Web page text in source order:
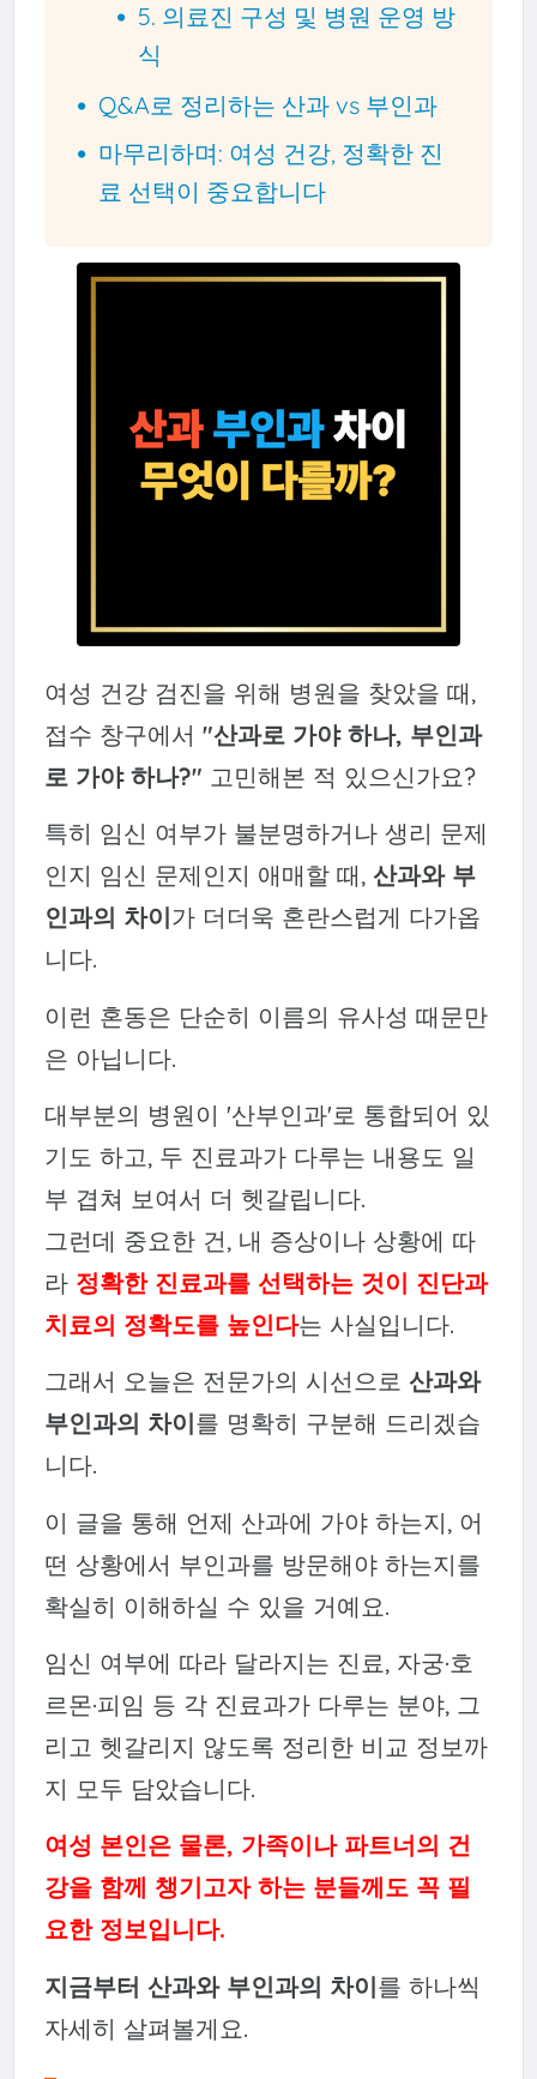
5. 의료진 구성 및 병원 운영 방
식
Q&A로 정리하는 산과 vs 부인과
마무리하며: 여성 건강, 정확한 진
료 선택이 중요합니다
여성 건강 검진을 위해 병원을 찾았을 때,
접수 창구에서 "산과로 가야 하나, 부인과
로 가야 하나?" 고민해본 적 있으신가요?
특히 임신 여부가 불분명하거나 생리 문제
인지 임신 문제인지 애매할 때, 산과와 부
인과의 차이가 더더욱 혼란스럽게 다가옵
니다.
이런 혼동은 단순히 이름의 유사성 때문만
은 아닙니다.
대부분의 병원이 '산부인과'로 통합되어 있
기도 하고, 두 진료과가 다루는 내용도 일
부 겹쳐 보여서 더 헷갈립니다.
그런데 중요한 건, 내 증상이나 상황에 따
라 정확한 진료과를 선택하는 것이 진단과
치료의 정확도를 높인다는 사실입니다.
그래서 오늘은 전문가의 시선으로 산과와
부인과의 차이를 명확히 구분해 드리겠습
니다.
이 글을 통해 언제 산과에 가야 하는지, 어
떤 상황에서 부인과를 방문해야 하는지를
확실히 이해하실 수 있을 거예요.
임신 여부에 따라 달라지는 진료, 자궁·호
르몬·피임 등 각 진료과가 다루는 분야, 그
리고 헷갈리지 않도록 정리한 비교 정보까
지 모두 담았습니다.
여성 본인은 물론, 가족이나 파트너의 건
강을 함께 챙기고자 하는 분들께도 꼭 필
요한 정보입니다.
지금부터 산과와 부인과의 차이를 하나씩
자세히 살펴볼게요.